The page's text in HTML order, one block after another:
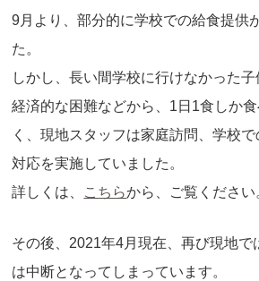
9月より、部分的に学校での給食提供
た。
しかし、長い間学校に行けなかった子
経済的な困難などから、1日1食しか
く、現地スタッフは家庭訪問、学校
対応を実施していました。
詳しくは、 こちらから、ご覧ください
その後、2021年4月現在、再び現地で
は中断となってしまっています。